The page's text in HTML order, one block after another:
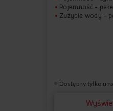
Pojemność -
Zużycie wody -
Dostępny tylko u